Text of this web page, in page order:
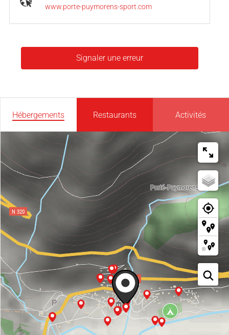
www.porte-puymorens-sport.com
Signaler une erreur
Hébergements Restaurants Activités